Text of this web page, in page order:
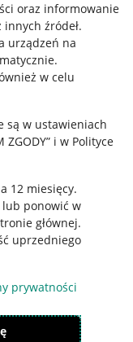
oraz informowanie
innych źródeł.
urządzeń na
.
w celu
są w ustawieniach
i w Polityce
12 miesięcy.
lub ponowić w
głównej.
uprzedniego
prywatności